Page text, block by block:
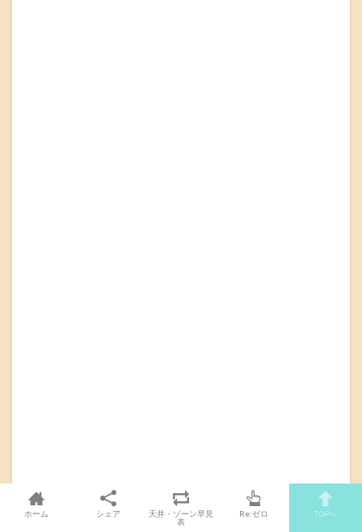
ホーム シェア
天井・ゾーン早見
表
Re:ゼロ TOPへ